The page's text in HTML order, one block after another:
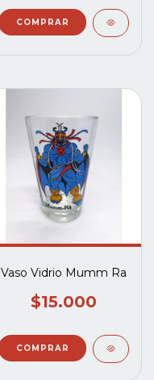
Vaso Vidrio Mumm Ra
$15.000